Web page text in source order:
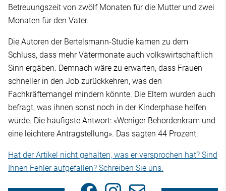
Betreuungszeit von zwölf Monaten für die Mutter und zwei
Monaten für den Vater.
Die Autoren der Bertelsmann-Studie kamen zu dem
Schluss, dass mehr Vätermonate auch volkswirtschaftlich
Sinn ergäben. Demnach wäre zu erwarten, dass Frauen
schneller in den Job zurückkehren, was den
Fachkräftemangel mindern könnte. Die Eltern wurden auch
befragt, was ihnen sonst noch in der Kinderphase helfen
würde. Die häufigste Antwort: «Weniger Behördenkram und
eine leichtere Antragstellung». Das sagten 44 Prozent.
Hat der Artikel nicht gehalten, was er versprochen hat? Sind
Ihnen Fehler aufgefallen? Schreiben Sie uns.